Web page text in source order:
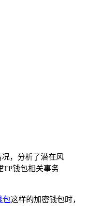
，分析了潜在风
TP钱包相关事务
包这样的加密钱包时，